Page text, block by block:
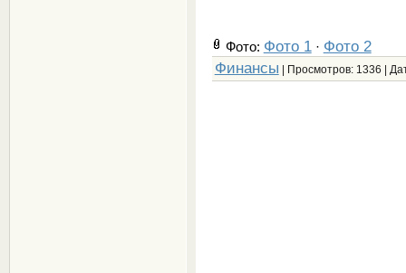
Фото: Фото 1· Фото 2
Финансы | Просмотров: 1336 |